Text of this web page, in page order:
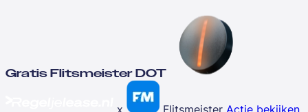
Gratis Flitsmeister DOT